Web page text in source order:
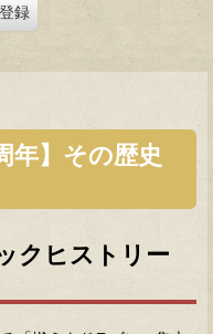
録
年】その歴史
クヒストリー